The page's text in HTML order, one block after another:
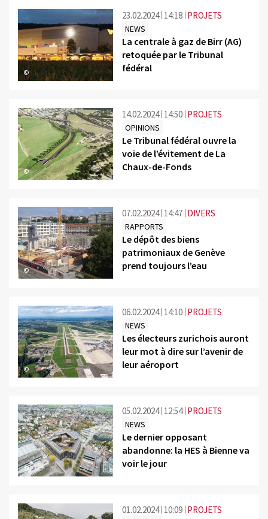
©
23.02.2024 14:18 PROJETS
NEWS
La centrale à gaz de Birr (AG)
retoquée par le Tribunal
fédéral
©
14.02.2024 14:50 PROJETS
OPINIONS
Le Tribunal fédéral ouvre la
voie de l’évitement de La
Chaux-de-Fonds
©
07.02.2024 14:47 DIVERS
RAPPORTS
Le dépôt des biens
patrimoniaux de Genève
prend toujours l’eau
©
06.02.2024 14:10 PROJETS
NEWS
Les électeurs zurichois auront
leur mot à dire sur l’avenir de
leur aéroport
©
05.02.2024 12:54 PROJETS
NEWS
Le dernier opposant
abandonne: la HES à Bienne va
voir le jour
01.02.2024 10:09 PROJETS